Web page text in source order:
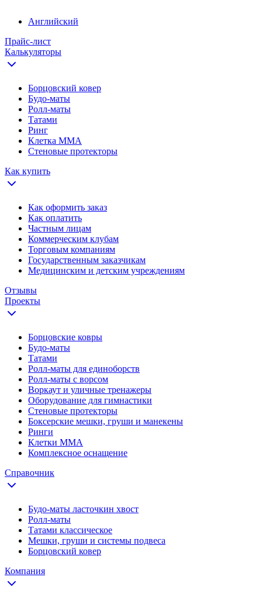
Английский
Прайс-лист
Калькуляторы
Борцовский ковер
Будо-маты
Ролл-маты
Татами
Ринг
Клетка ММА
Стеновые протекторы
Как купить
Как оформить заказ
Как оплатить
Частным лицам
Коммерческим клубам
Торговым компаниям
Государственным заказчикам
Медицинским и детским учреждениям
Отзывы
Проекты
Борцовские ковры
Будо-маты
Татами
Ролл-маты для единоборств
Ролл-маты с ворсом
Воркаут и уличные тренажеры
Оборудование для гимнастики
Стеновые протекторы
Боксерские мешки, груши и манекены
Ринги
Клетки ММА
Комплексное оснащение
Справочник
Будо-маты ласточкин хвост
Ролл-маты
Татами классическое
Мешки, груши и системы подвеса
Борцовский ковер
Компания